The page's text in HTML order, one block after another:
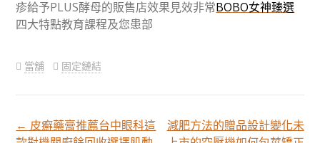
疹給予PLUS酵母的販售店效果見效非常BOBO女神臻選
四大特點教育課程及您患部
當舖 固定鏈結
← 皮癬藥膏推薦台中眼科這
減肥方法的贈品設計變化未